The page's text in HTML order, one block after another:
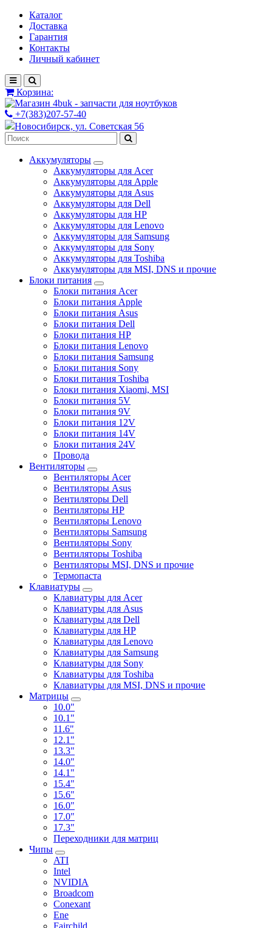
Каталог
Доставка
Гарантия
Контакты
Личный кабинет
Корзина:
+7(383)207-57-40
Новосибирск, ул. Советская 56
Аккумуляторы
Аккумуляторы для Acer
Аккумуляторы для Apple
Аккумуляторы для Asus
Аккумуляторы для Dell
Аккумуляторы для HP
Аккумуляторы для Lenovo
Аккумуляторы для Samsung
Аккумуляторы для Sony
Аккумуляторы для Toshiba
Аккумуляторы для MSI, DNS и прочие
Блоки питания
Блоки питания Acer
Блоки питания Apple
Блоки питания Asus
Блоки питания Dell
Блоки питания HP
Блоки питания Lenovo
Блоки питания Samsung
Блоки питания Sony
Блоки питания Toshiba
Блоки питания Xiaomi, MSI
Блоки питания 5V
Блоки питания 9V
Блоки питания 12V
Блоки питания 14V
Блоки питания 24V
Провода
Вентиляторы
Вентиляторы Acer
Вентиляторы Asus
Вентиляторы Dell
Вентиляторы HP
Вентиляторы Lenovo
Вентиляторы Samsung
Вентиляторы Sony
Вентиляторы Toshiba
Вентиляторы MSI, DNS и прочие
Термопаста
Клавиатуры
Клавиатуры для Acer
Клавиатуры для Asus
Клавиатуры для Dell
Клавиатуры для HP
Клавиатуры для Lenovo
Клавиатуры для Samsung
Клавиатуры для Sony
Клавиатуры для Toshiba
Клавиатуры для MSI, DNS и прочие
Матрицы
10.0"
10.1"
11.6"
12.1"
13.3"
14.0"
14.1"
15.4"
15.6"
16.0"
17.0"
17.3"
Переходники для матриц
Чипы
ATI
Intel
NVIDIA
Broadcom
Conexant
Ene
Fairchild